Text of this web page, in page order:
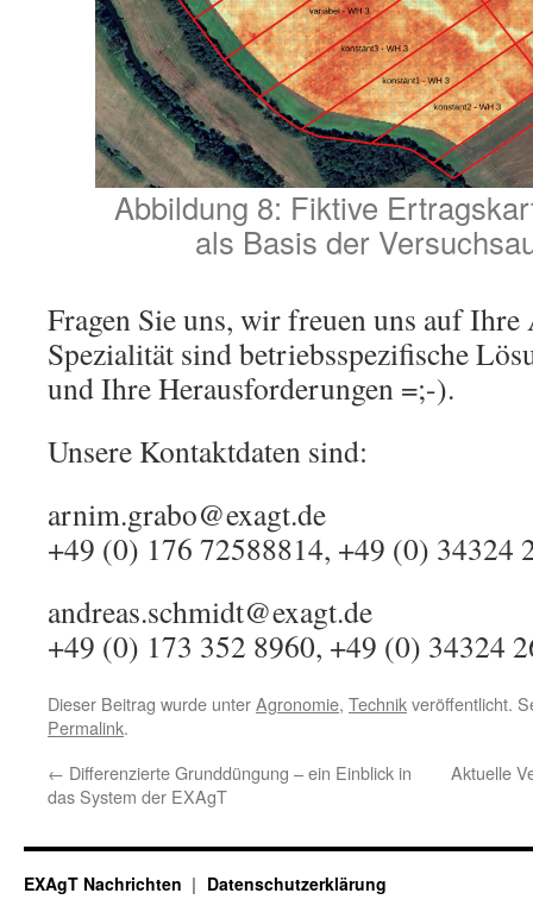
Abbildung 8: Fiktive
als Basis der
Fragen Sie uns, wir freuen uns auf Ihre
Spezialität sind betriebsspezifische
und Ihre Herausforderungen =;-).
Unsere Kontaktdaten sind:
arnim.grabo@exagt.de
+49 (0) 176 72588814, +49 (0) 34324
andreas.schmidt@exagt.de
+49 (0) 173 352 8960, +49 (0) 34324
Dieser Beitrag wurde unterAgronomie, Technikveröffentlicht.
Permalink.
← Differenzierte Grunddüngung – ein Einblick in
das System der EXAgT
Aktuelle
EXAgT Nachrichten Datenschutzerklärung